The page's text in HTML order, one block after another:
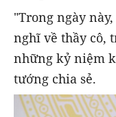
"Trong ngày
nghĩ về thầy cô,
những kỷ niệm
tướng chia sẻ.